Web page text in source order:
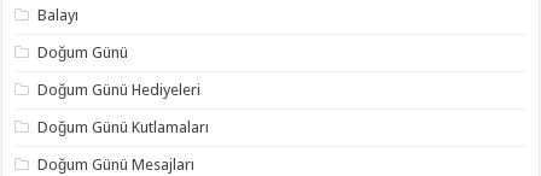
Balayı
Doğum Günü
Doğum Günü Hediyeleri
Doğum Günü Kutlamaları
Doğum Günü Mesajları